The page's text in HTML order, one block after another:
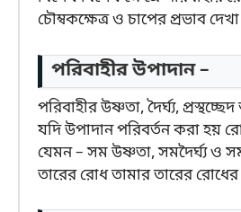
চৌম্বকক্ষেত্র ও চাপের প্রভাব
পরিবাহীর উপাদান –
পরিবাহীর উষ্ণতা, দৈর্ঘ্য,
যদি উপাদান পরিবর্তন করা হয়
যেমন – সম উষ্ণতা, সমদৈর্ঘ্য ও
তারের রোধ তামার তারের